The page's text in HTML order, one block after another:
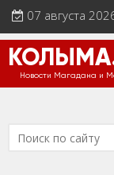
07 августа
Новости Магадана и